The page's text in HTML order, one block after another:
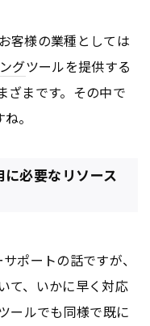
客様の業種としては
グツールを提供する
ざまです。その中で
。
必要なリソース
ポートの話ですが、
て、いかに早く対応
ールでも同様で既に